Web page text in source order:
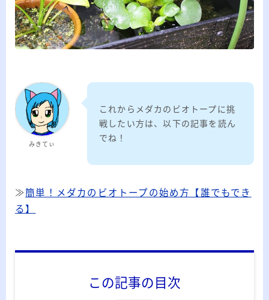
や生活関連、趣味の1つである観賞魚などの記事
を書いています。
≫詳しいプロフィールを見る
みきてぃ
これからメダカのビオトープに挑
戦したい方は、以下の記事を読ん
でね！
≫簡単！メダカのビオトープの始め方【誰でもでき
る】
この記事の目次